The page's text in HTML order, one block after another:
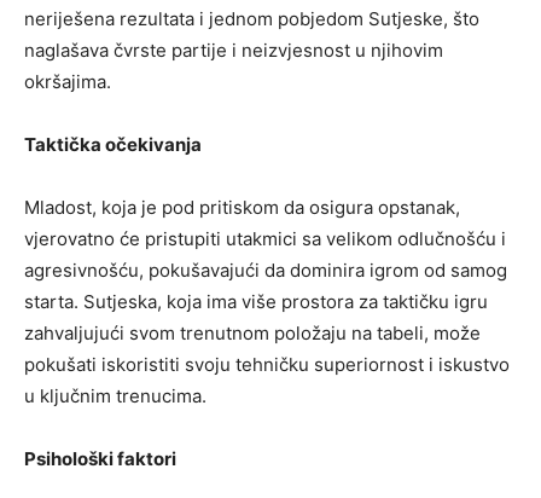
neriješena rezultata i jednom pobjedom Sutjeske, što
naglašava čvrste partije i neizvjesnost u njihovim
okršajima.
Taktička očekivanja
Mladost, koja je pod pritiskom da osigura opstanak,
vjerovatno će pristupiti utakmici sa velikom odlučnošću i
agresivnošću, pokušavajući da dominira igrom od samog
starta. Sutjeska, koja ima više prostora za taktičku igru
zahvaljujući svom trenutnom položaju na tabeli, može
pokušati iskoristiti svoju tehničku superiornost i iskustvo
u ključnim trenucima.
Psihološki faktori